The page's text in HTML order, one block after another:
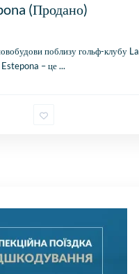
(Продано)
поблизу гольф-клубу La
– це...